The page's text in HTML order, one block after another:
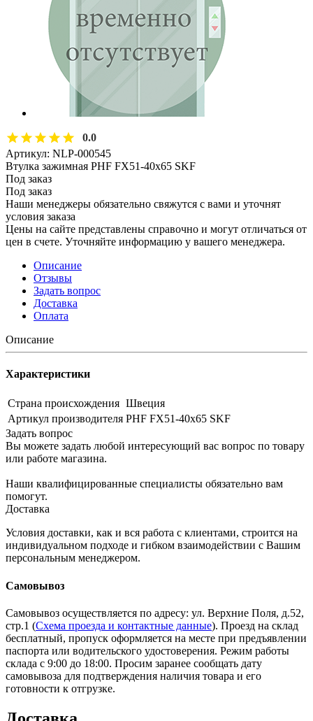
0.0
Артикул: NLP-000545
Втулка зажимная PHF FX51-40x65 SKF
Под заказ
Под заказ
Наши менеджеры обязательно свяжутся с вами и уточнят
условия заказа
Цены на сайте представлены справочно и могут отличаться от
цен в счете. Уточняйте информацию у вашего менеджера.
Описание
Отзывы
Задать вопрос
Доставка
Оплата
Описание
Характеристики
Страна происхождения Швеция
Артикул производителя PHF FX51-40x65 SKF
Задать вопрос
Вы можете задать любой интересующий вас вопрос по товару
или работе магазина.
Наши квалифицированные специалисты обязательно вам
помогут.
Доставка
Условия доставки, как и вся работа с клиентами, строится на
индивидуальном подходе и гибком взаимодействии с Вашим
персональным менеджером.
Самовывоз
Самовывоз осуществляется по адресу: ул. Верхние Поля, д.52,
стр.1 (Схема проезда и контактные данные). Проезд на склад
бесплатный, пропуск оформляется на месте при предъявлении
паспорта или водительского удостоверения. Режим работы
склада с 9:00 до 18:00. Просим заранее сообщать дату
самовывоза для подтверждения наличия товара и его
готовности к отгрузке.